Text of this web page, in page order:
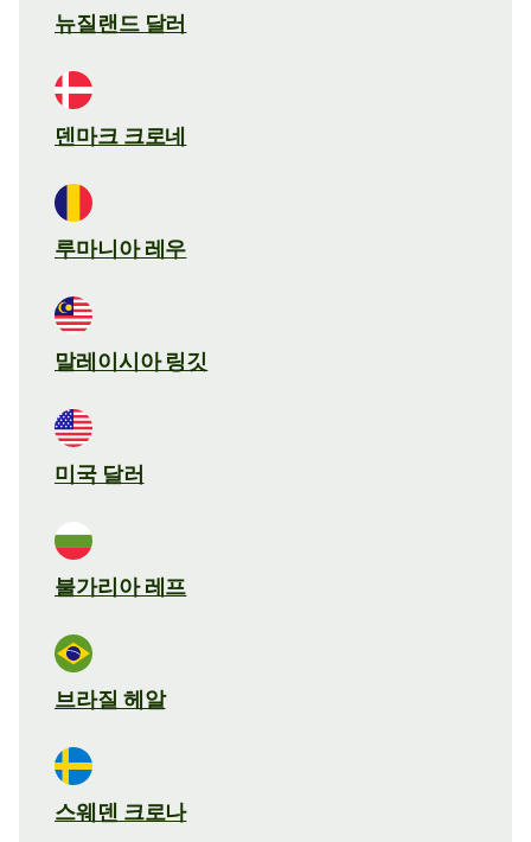
뉴질랜드 달러
덴마크 크로네
루마니아 레우
말레이시아 링깃
미국 달러
불가리아 레프
브라질 헤알
스웨덴 크로나